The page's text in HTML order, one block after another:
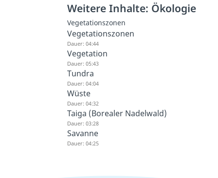
Weitere Inhalte: Ökologie
Vegetationszonen
Vegetationszonen
Dauer: 04:44
Vegetation
Dauer: 05:43
Tundra
Dauer: 04:04
Wüste
Dauer: 04:32
Taiga (Borealer Nadelwald)
Dauer: 03:28
Savanne
Dauer: 04:25